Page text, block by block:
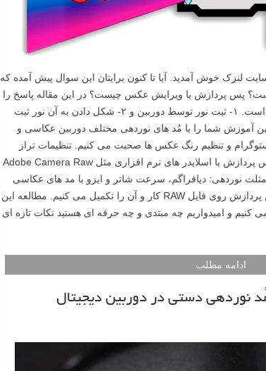
لنزک خوش آمدید. آیا تا کنون برایتان این سوال پیش آمده که
پس پردازش یا ویرایش عکس چیست؟ در این مقاله پاسخ را
خواهید یافت. عکاسی یک فرایند دو بخشی است. ۱- ثبت نور توسط دوربین و ۲- شکل دادن به آن نور ثبت
آموزش شما را با مُد های نوردهی مختلف دوربین عکاسی و
و تنظیم رنگ عکس ها صحبت می کنیم. تنظیمات تراز
سفیدی را آموزش داده و تنظیم تُن ها در پس پردازش با اسلایدر های نرم افزاری مثل Adobe Camera Raw
نوردهی: دیافراگم، سرعت شاتر و ایزو با مد های عکاسی
شروع کرده و در مرحله ادیت عکس یا پس پردازش روی فایل RAW کار و آن را تکمیل می کنیم. مطالعه این
و امیدواریم چه مبتدی و چه حرفه ای هستید نکات تازه ای
ادامه مطلب